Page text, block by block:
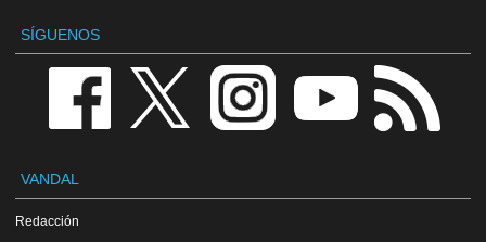
SÍGUENOS
VANDAL
Redacción